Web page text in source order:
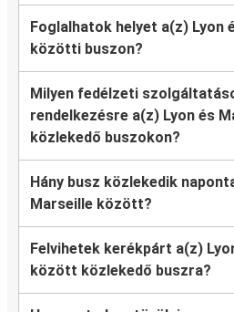
Foglalhatok helyet a(z) Lyon
közötti buszon?
Milyen fedélzeti
rendelkezésre a(z) Lyon és
közlekedő buszokon?
Hány busz közlekedik
Marseille között?
Felvihetek kerékpárt a(z)
között közlekedő buszra?